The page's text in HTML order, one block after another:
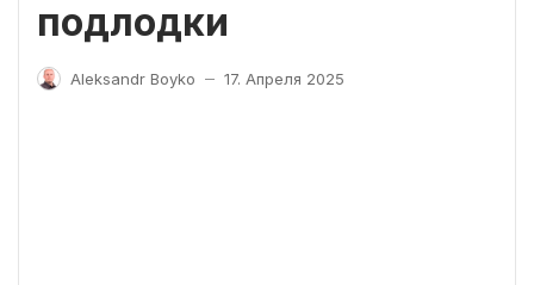
подлодки
Aleksandr Boyko — 17. Апреля 2025